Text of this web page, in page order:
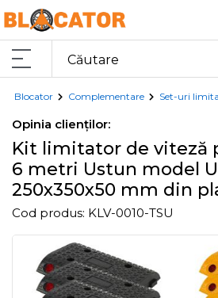
Blocator Complementare Set-uri
Opinia clienților:
Kit limitator de viteză
6 metri Ustun model
250x350x50 mm din
Cod produs: KLV-0010-TSU